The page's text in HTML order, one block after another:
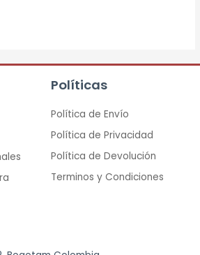
Políticas
Política de Envío
Política de Privacidad
Política de Devolución
Terminos y Condiciones